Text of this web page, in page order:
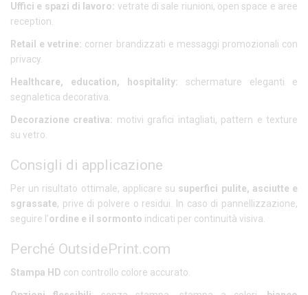
Uffici e spazi di lavoro: vetrate di sale riunioni, open space e aree
reception.
Retail e vetrine: corner brandizzati e messaggi promozionali con
privacy.
Healthcare, education, hospitality: schermature eleganti e
segnaletica decorativa.
Decorazione creativa: motivi grafici intagliati, pattern e texture
su vetro.
Consigli di applicazione
Per un risultato ottimale, applicare su superfici pulite, asciutte e
sgrassate, prive di polvere o residui. In caso di pannellizzazione,
seguire l’ordine e il sormonto indicati per continuità visiva.
Perché OutsidePrint.com
Stampa HD con controllo colore accurato.